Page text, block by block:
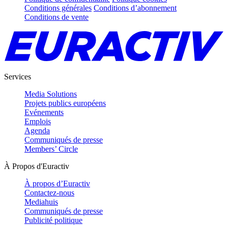
Conditions générales Conditions d’abonnement
Conditions de vente
Services
Media Solutions
Projets publics européens
Evénements
Emplois
Agenda
Communiqués de presse
Members’ Circle
À Propos d'Euractiv
À propos d’Euractiv
Contactez-nous
Mediahuis
Communiqués de presse
Publicité politique